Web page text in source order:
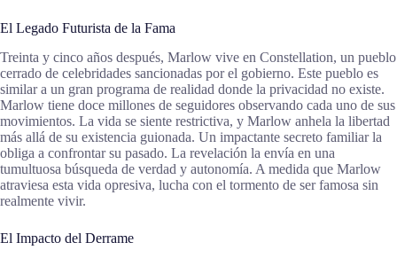
El Legado Futurista de la Fama
Treinta y cinco años después, Marlow vive en Constellation, un pueblo
cerrado de celebridades sancionadas por el gobierno. Este pueblo es
similar a un gran programa de realidad donde la privacidad no existe.
Marlow tiene doce millones de seguidores observando cada uno de sus
movimientos. La vida se siente restrictiva, y Marlow anhela la libertad
más allá de su existencia guionada. Un impactante secreto familiar la
obliga a confrontar su pasado. La revelación la envía en una
tumultuosa búsqueda de verdad y autonomía. A medida que Marlow
atraviesa esta vida opresiva, lucha con el tormento de ser famosa sin
realmente vivir.
El Impacto del Derrame